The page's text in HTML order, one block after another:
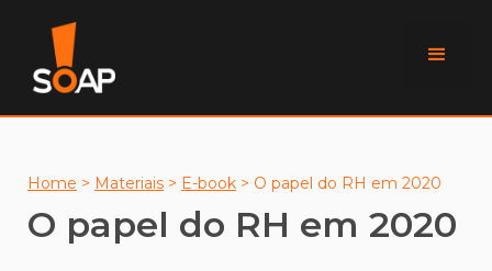
Home > Materiais > E-book > O papel do RH em 2020
O papel do RH em 2020